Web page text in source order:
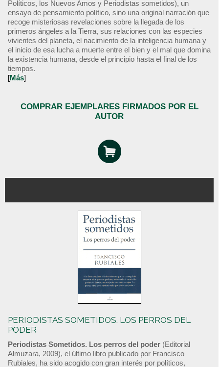
Políticos, los Nuevos Amos y Periodistas sometidos), un
ensayo de pensamiento político, sino una original narración que
recoge misteriosas revelaciones sobre la llegada de los
primeros ángeles a la Tierra, sus relaciones con las especies
vivientes del planeta, el nacimiento de la inteligencia humana y
el inicio de esa lucha a muerte entre el bien y el mal que domina
la existencia humana, desde el principio hasta el final de los
tiempos.
[Más]
COMPRAR EJEMPLARES FIRMADOS POR EL
AUTOR
PERIODISTAS SOMETIDOS. LOS PERROS DEL
PODER
Periodistas Sometidos. Los perros del poder (Editorial
Almuzara, 2009), el último libro publicado por Francisco
Rubiales, ha sido acogido con gran interés por políticos,